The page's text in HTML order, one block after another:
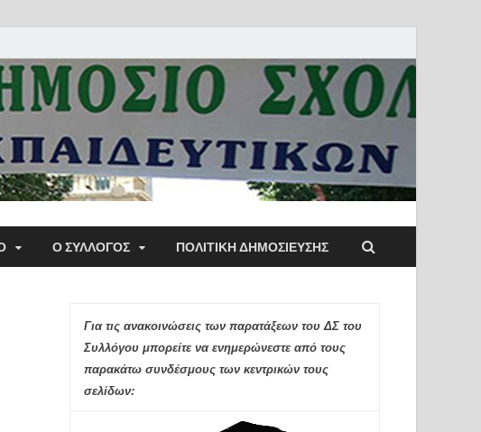
Σύλλογος Αθηνών
Π.Ε.
Ο ΣΥΛΛΟΓΟΣ ΠΟΛΙΤΙΚΉ ΔΗΜΟΣΊΕΥΣΗΣ
Για τις ανακοινώσεις των παρατάξεων του ΔΣ του
Συλλόγου μπορείτε να ενημερώνεστε από τους
παρακάτω συνδέσμους των κεντρικών τους
σελίδων: